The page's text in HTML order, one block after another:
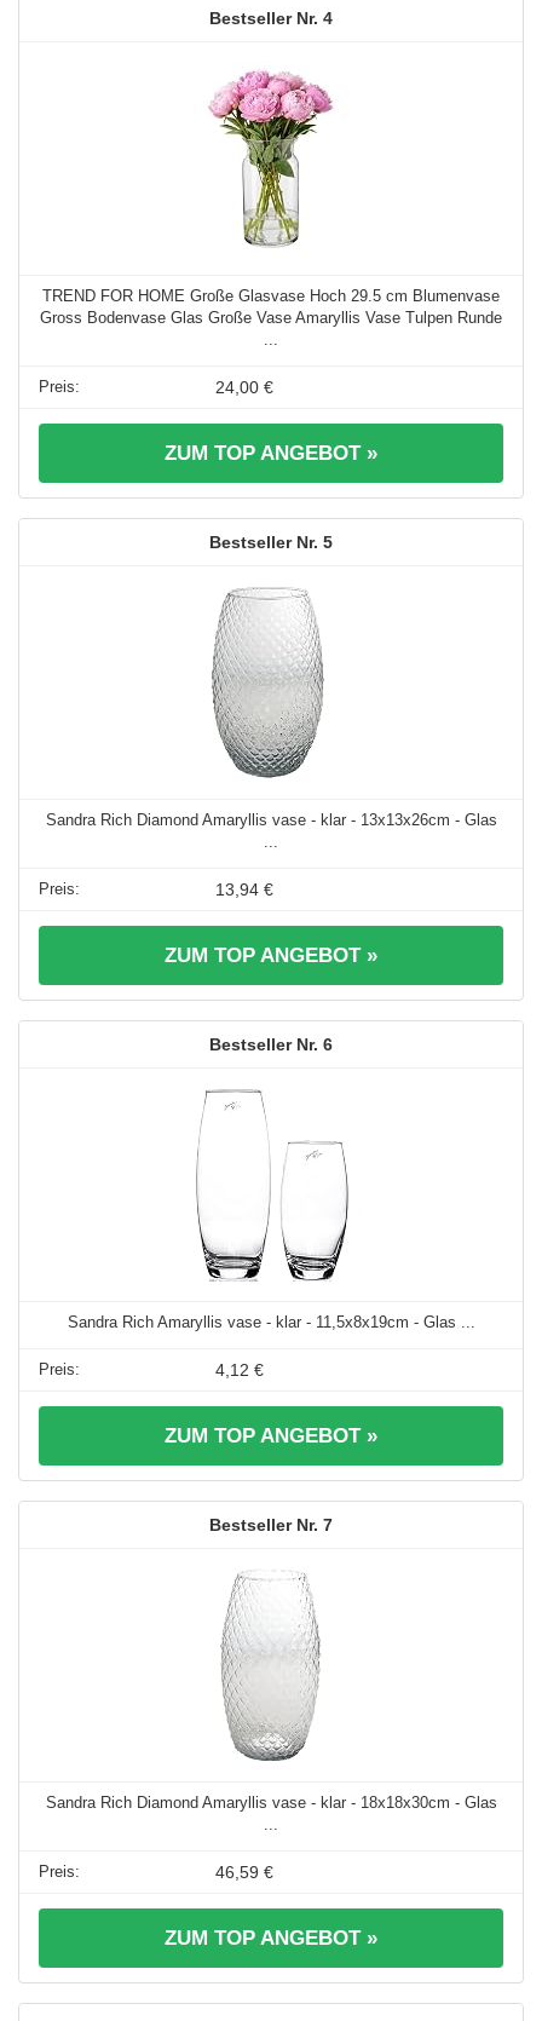
4
TREND FOR HOME Große Glasvase Hoch 29.5 cm Blumenvase
Gross Bodenvase Glas Große Vase Amaryllis Vase Tulpen Runde
...
24,00 €
ZUM TOP ANGEBOT »
5
Sandra Rich Diamond Amaryllis vase - klar - 13x13x26cm - Glas
...
13,94 €
ZUM TOP ANGEBOT »
6
Sandra Rich Amaryllis vase - klar - 11,5x8x19cm - Glas ...
4,12 €
ZUM TOP ANGEBOT »
7
Sandra Rich Diamond Amaryllis vase - klar - 18x18x30cm - Glas
...
46,59 €
ZUM TOP ANGEBOT »